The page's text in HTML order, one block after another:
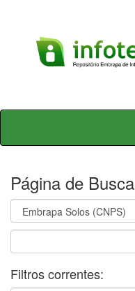
Skip
Página de Busca
Filtros correntes: